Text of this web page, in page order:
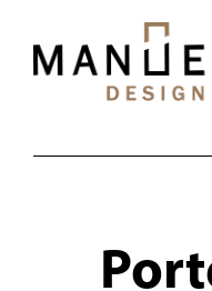
main
content